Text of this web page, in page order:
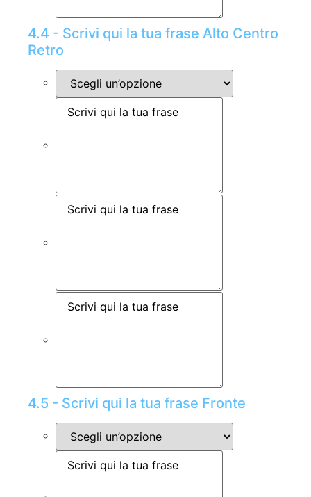
4.4 - Scrivi qui la tua frase Alto Centro
Retro
4.5 - Scrivi qui la tua frase Fronte